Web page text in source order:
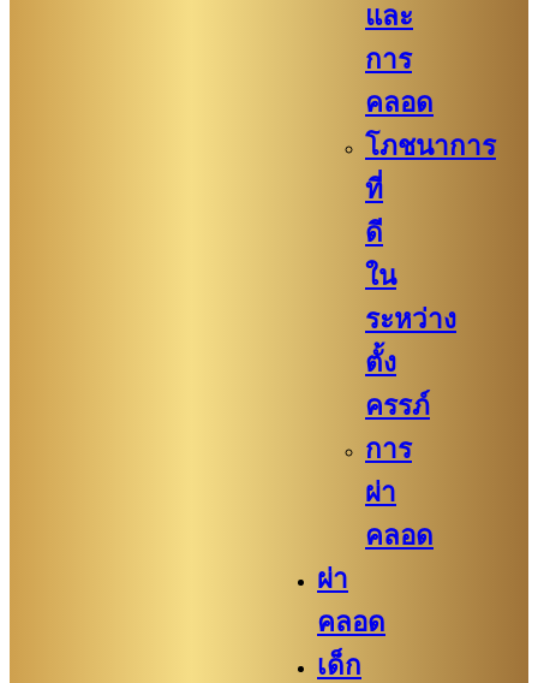
และ
การ
คลอด
โภชนาการ
ที่
ดี
ใน
ระหว่าง
ตั้ง
ครรภ์
การ
ผ่า
คลอด
ผ่า
คลอด
เด็ก